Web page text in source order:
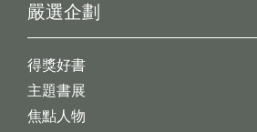
嚴選企劃
得獎好書
主題書展
焦點人物